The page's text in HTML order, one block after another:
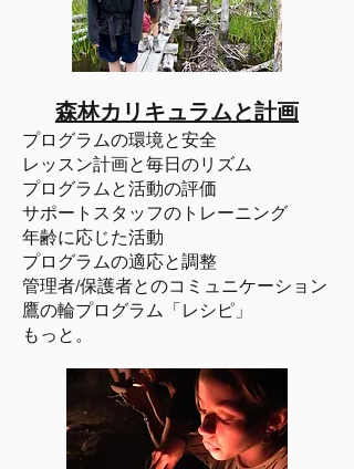
森林カリキュラムと計画
プログラムの環境と安全
レッスン計画と毎日のリズム
プログラムと活動の評価
サポートスタッフのトレーニング
年齢に応じた活動
プログラムの適応と調整
管理者/保護者とのコミュニケーション
鷹の輪プログラム「レシピ」
もっと。